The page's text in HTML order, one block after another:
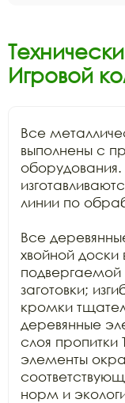
Игровой
Все
выполнены с
линии по
Все
хвойной доски
заготовки;
кромки
деревянные
слоя пропитки
элементы
норм и